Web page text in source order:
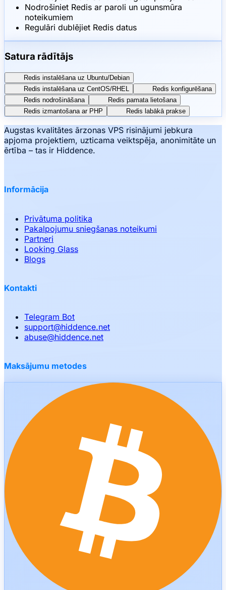
Nodrošiniet Redis ar paroli un ugunsmūra
noteikumiem
Regulāri dublējiet Redis datus
Satura rādītājs
Redis instalēšana uz Ubuntu/Debian
Redis instalēšana uz CentOS/RHEL
Redis konfigurēšana
Redis nodrošināšana
Redis pamata lietošana
Redis izmantošana ar PHP
Redis labākā prakse
Augstas kvalitātes ārzonas VPS risinājumi jebkura
apjoma projektiem, uzticama veiktspēja, anonimitāte un
ērtība – tas ir Hiddence.
Informācija
Privātuma politika
Pakalpojumu sniegšanas noteikumi
Partneri
Looking Glass
Blogs
Kontakti
Telegram Bot
support@hiddence.net
abuse@hiddence.net
Maksājumu metodes